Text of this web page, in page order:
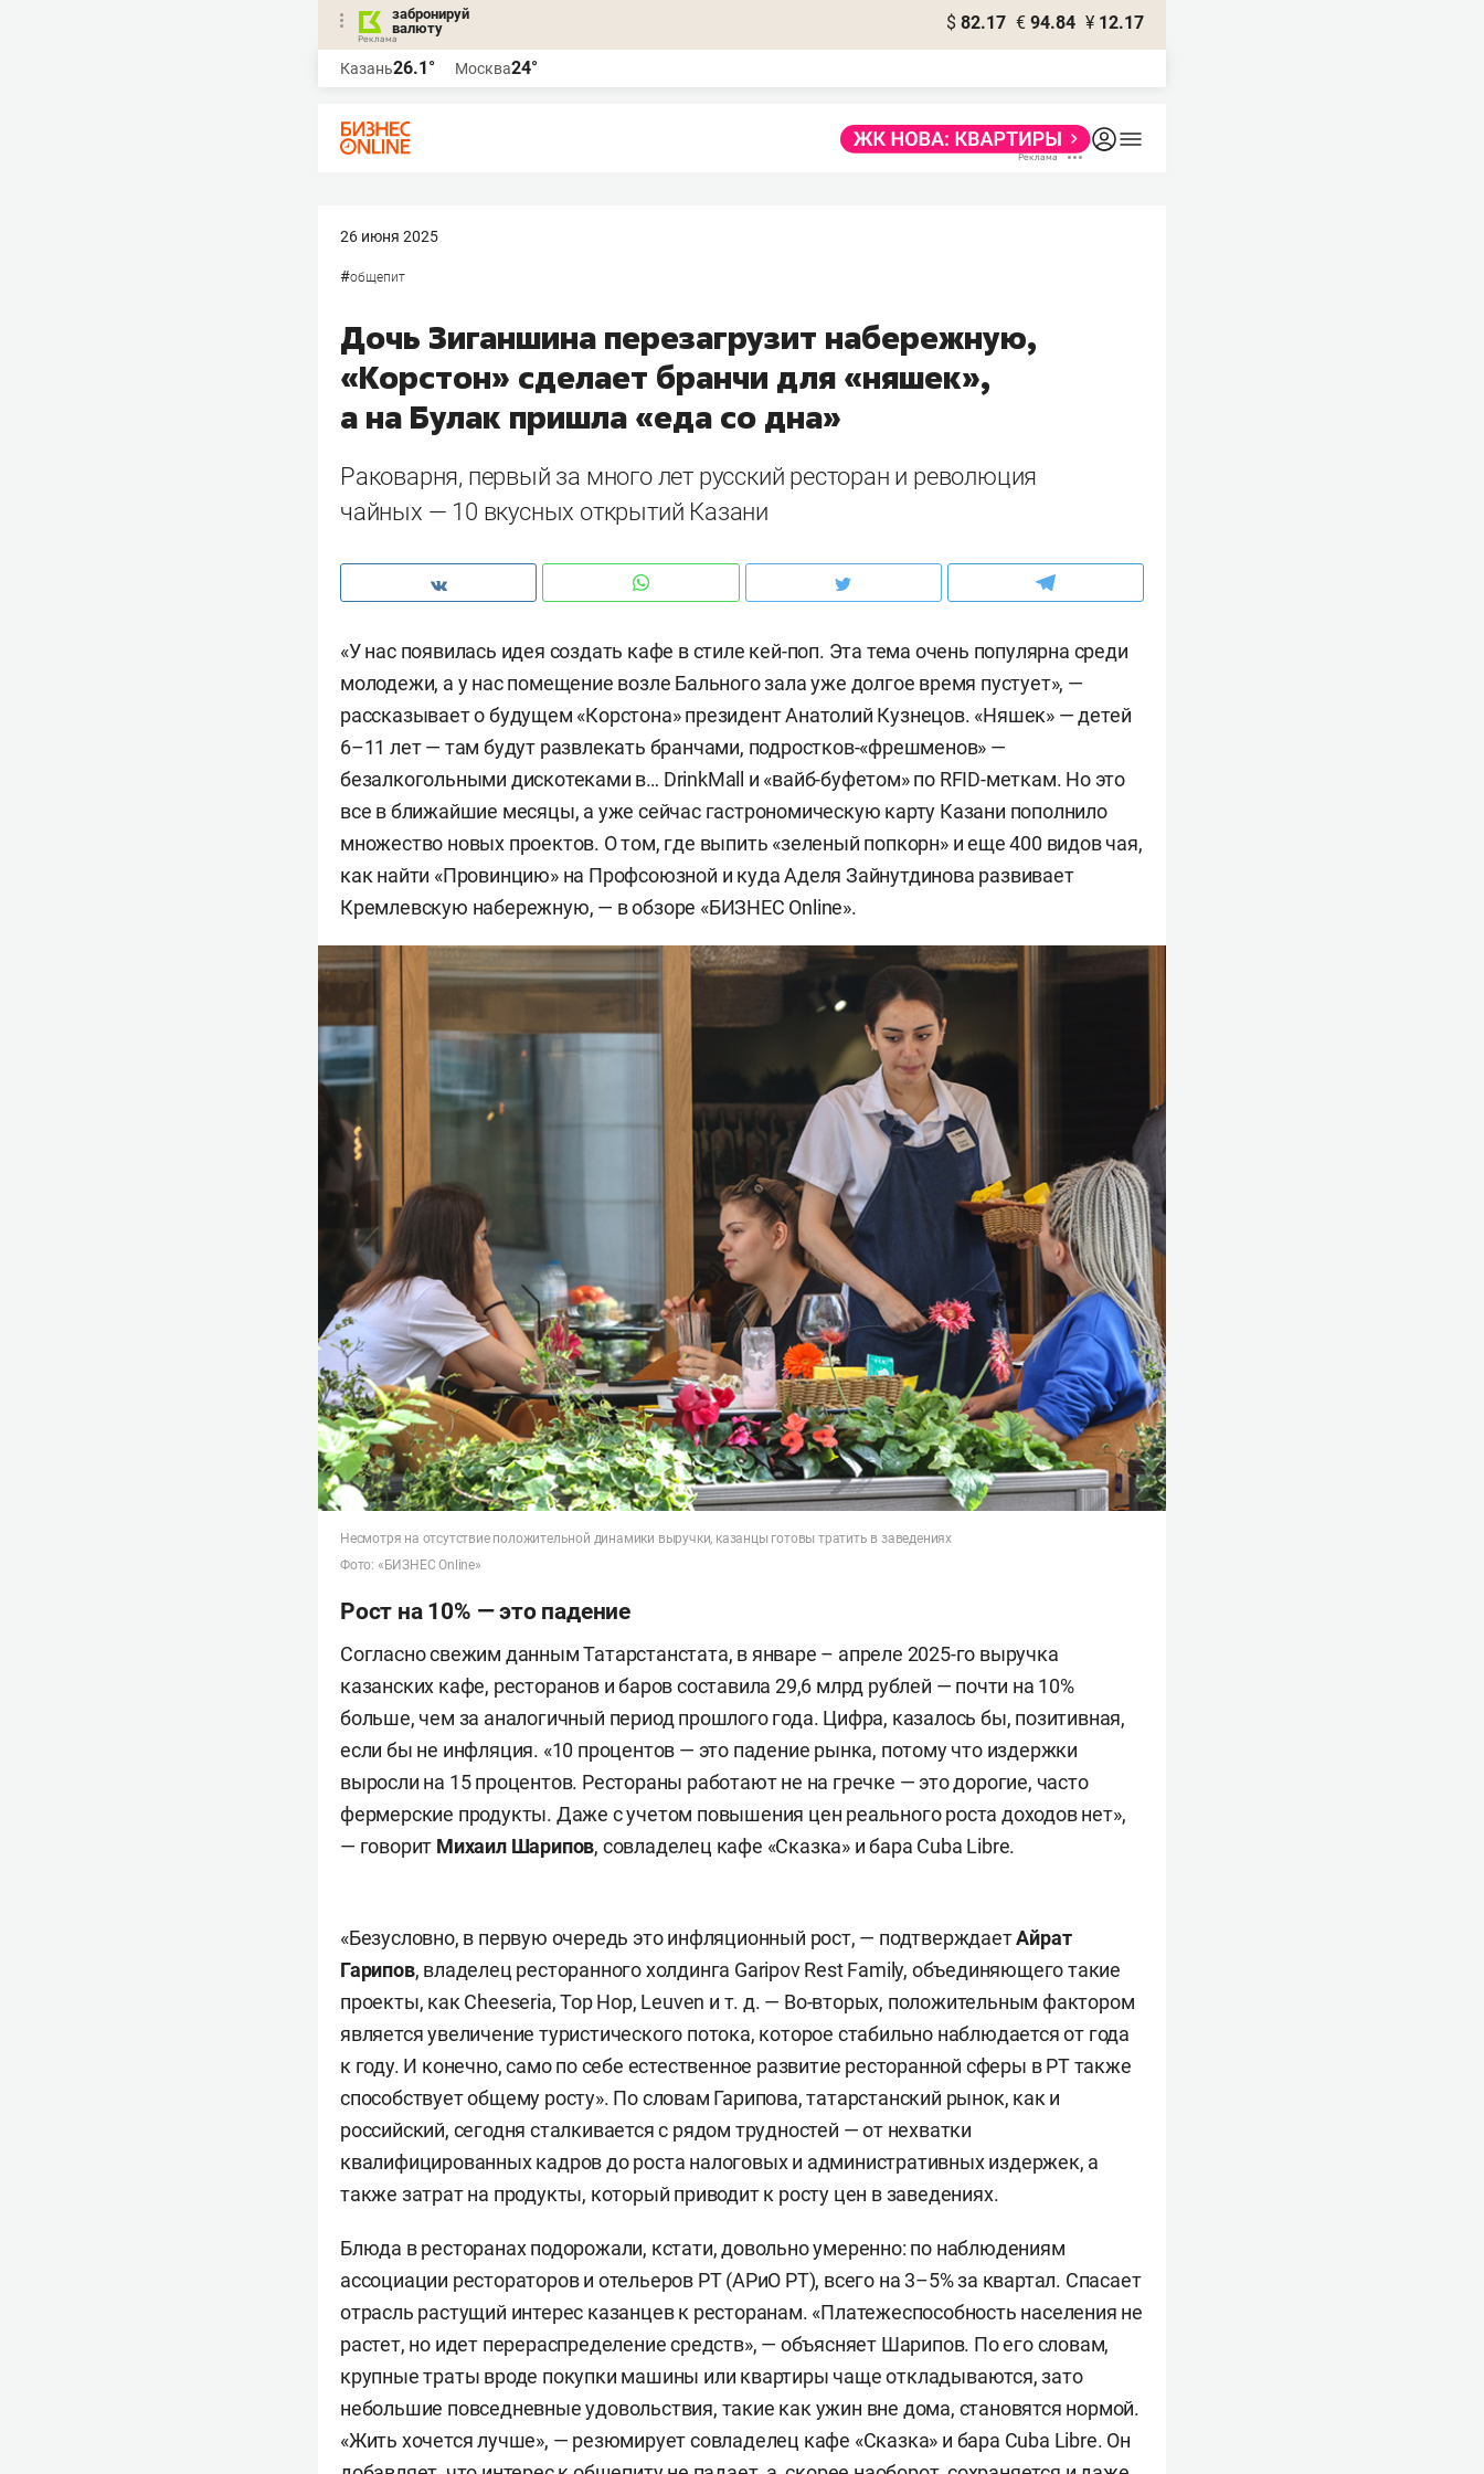
забронируй
валюту
$ 82.17 € 94.84 ¥ 12.17
Казань26.1° Москва24°
26 июня 2025
#общепит
Дочь Зиганшина перезагрузит набережную,
«Корстон» сделает бранчи для «няшек»,
а на Булак пришла «еда со дна»
Раковарня, первый за много лет русский ресторан и революция
чайных — 10 вкусных открытий Казани
«У нас появилась идея создать кафе в стиле кей-поп. Эта тема очень популярна среди
молодежи, а у нас помещение возле Бального зала уже долгое время пустует», —
рассказывает о будущем «Корстона» президент Анатолий Кузнецов. «Няшек» — детей
6–11 лет — там будут развлекать бранчами, подростков-«фрешменов» —
безалкогольными дискотеками в… DrinkMall и «вайб-буфетом» по RFID-меткам. Но это
все в ближайшие месяцы, а уже сейчас гастрономическую карту Казани пополнило
множество новых проектов. О том, где выпить «зеленый попкорн» и еще 400 видов чая,
как найти «Провинцию» на Профсоюзной и куда Аделя Зайнутдинова развивает
Кремлевскую набережную, — в обзоре «БИЗНЕС Online».
Несмотря на отсутствие положительной динамики выручки, казанцы готовы тратить в заведениях
Фото: «БИЗНЕС Online»
Рост на 10% — это падение
Согласно свежим данным Татарстанстата, в январе – апреле 2025-го выручка
казанских кафе, ресторанов и баров составила 29,6 млрд рублей — почти на 10%
больше, чем за аналогичный период прошлого года. Цифра, казалось бы, позитивная,
если бы не инфляция. «10 процентов — это падение рынка, потому что издержки
выросли на 15 процентов. Рестораны работают не на гречке — это дорогие, часто
фермерские продукты. Даже с учетом повышения цен реального роста доходов нет»,
— говорит Михаил Шарипов, совладелец кафе «Сказка» и бара Cuba Libre.
«Безусловно, в первую очередь это инфляционный рост, — подтверждаетАйрат
Гарипов, владелец ресторанного холдинга Garipov Rest Family, объединяющего такие
проекты, как Cheeseria, Top Hop, Leuven и т. д. — Во-вторых, положительным фактором
является увеличение туристического потока, которое стабильно наблюдается от года
к году. И конечно, само по себе естественное развитие ресторанной сферы в РТ также
способствует общему росту». По словам Гарипова, татарстанский рынок, как и
российский, сегодня сталкивается с рядом трудностей — от нехватки
квалифицированных кадров до роста налоговых и административных издержек, а
также затрат на продукты, который приводит к росту цен в заведениях.
Блюда в ресторанах подорожали, кстати, довольно умеренно: по наблюдениям
ассоциации рестораторов и отельеров РТ (АРиО РТ), всего на 3–5% за квартал. Спасает
отрасль растущий интерес казанцев к ресторанам. «Платежеспособность населения не
растет, но идет перераспределение средств», — объясняет Шарипов. По его словам,
крупные траты вроде покупки машины или квартиры чаще откладываются, зато
небольшие повседневные удовольствия, такие как ужин вне дома, становятся нормой.
«Жить хочется лучше», — резюмирует совладелец кафе «Сказка» и бара Cuba Libre. Он